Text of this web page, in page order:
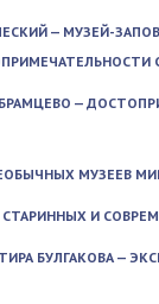
— МУЗЕЙ-
—
МУЗЕЕВ
И
БУЛГАКОВА —